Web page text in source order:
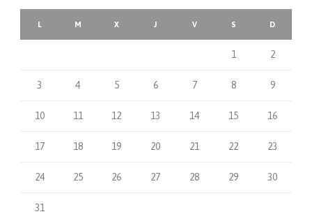
L M X J V S D
1 2
3 4 5 6 7 8 9
10 11 12 13 14 15 16
17 18 19 20 21 22 23
24 25 26 27 28 29 30
31